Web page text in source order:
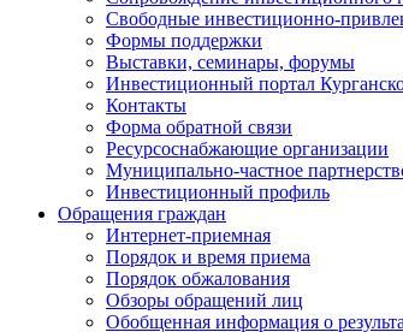
Свободные инвестиционно-
Формы поддержки
Выставки, семинары, форумы
Инвестиционный портал
Контакты
Форма обратной связи
Ресурсоснабжающие организации
Муниципально-частное
Инвестиционный профиль
Обращения граждан
Интернет-приемная
Порядок и время приема
Порядок обжалования
Обзоры обращений лиц
Обобщенная информация о